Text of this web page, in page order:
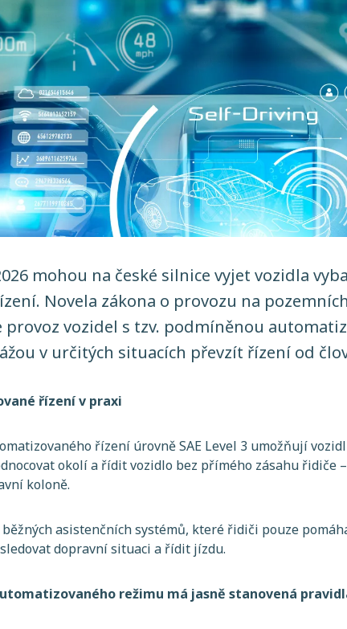
mohou na české silnice vyjet vozidla
Novela zákona o provozu na
provoz vozidel s tzv. podmíněnou
v určitých situacích převzít řízení od
řízení v praxi
řízení úrovně SAE Level 3 umožňují
okolí a řídit vozidlo bez přímého zásahu řidiče
koloně.
asistenčních systémů, které řidiči pouze
dopravní situaci a řídit jízdu.
režimu má jasně stanovená